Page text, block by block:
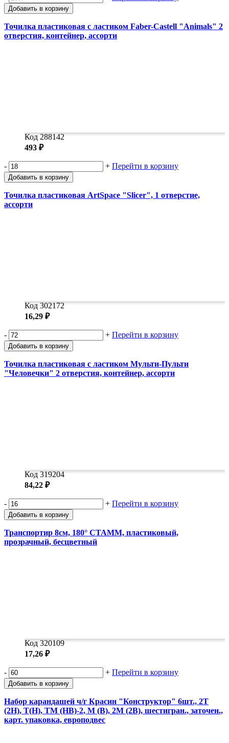
Добавить в корзину
Точилка пластиковая с ластиком Faber-Castell "Animals" 2
отверстия, контейнер, ассорти
Код 288142
493 ₽
- + Перейти в корзину
Добавить в корзину
Точилка пластиковая ArtSpace "Slicer", 1 отверстие,
ассорти
Код 302172
16,29 ₽
- + Перейти в корзину
Добавить в корзину
Точилка пластиковая с ластиком Мульти-Пульти
"Человечки" 2 отверстия, контейнер, ассорти
Код 319204
84,22 ₽
- + Перейти в корзину
Добавить в корзину
Транспортир 8см, 180° СТАММ, пластиковый,
прозрачный, бесцветный
Код 320109
17,26 ₽
- + Перейти в корзину
Добавить в корзину
Набор карандашей ч/г Красин "Конструктор" 6шт., 2Т
(2H), T(H), ТМ (HB)-2, М (B), 2М (2B), шестигран., заточен.,
карт. упаковка, европодвес